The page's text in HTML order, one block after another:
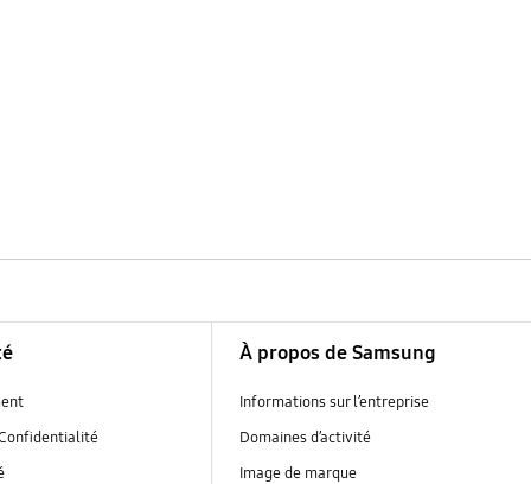
À propos de Samsung
Informations sur l’entreprise
Domaines d’activité
Image de marque